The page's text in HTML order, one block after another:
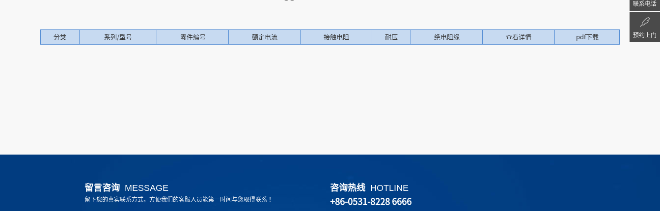
分类 系列/型号 零件编号 额定电流 接触电阻 耐压 绝电阻缘 查看详情 pdf下载
留言咨询 MESSAGE
留下您的真实联系方式，方便我们的客服人员能第一时间与您取得联系！
咨询热线 HOTLINE
+86-0531-8228 6666
联系电话
预约上门